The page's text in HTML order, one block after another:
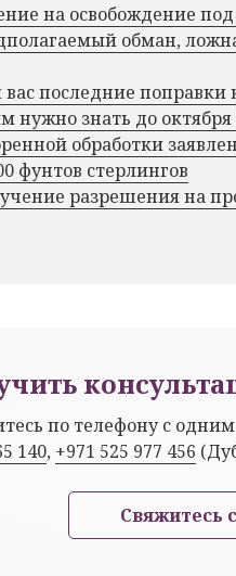
на освобождение
обман,
вас последние
нужно знать до октября
обработки
фунтов стерлингов
разрешения на
по телефону с
140, +971 525 977 456
Свяжитесь